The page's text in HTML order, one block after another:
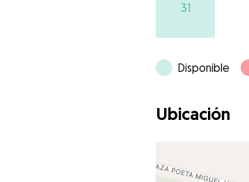
31
Disponible
Ubicación